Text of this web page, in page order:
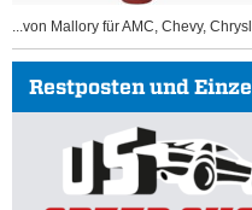
...von Mallory für AMC, Chevy,
Restposten und